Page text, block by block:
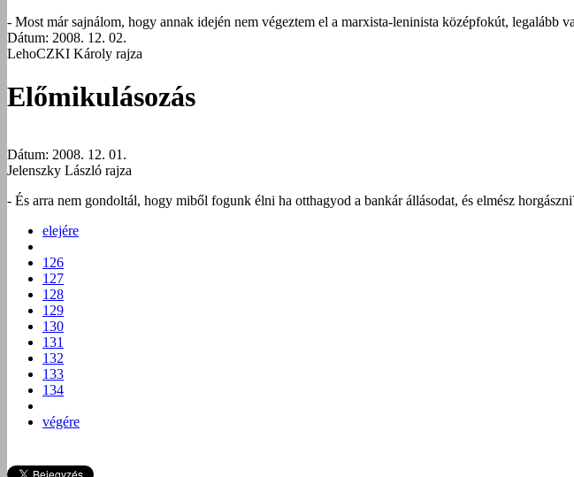
- Most már sajnálom, hogy annak idején nem végeztem el a marxista-leninista középfokút, legalább
Dátum: 2008. 12. 02.
LehoCZKI Károly rajza
Előmikulásozás
Dátum: 2008. 12. 01.
Jelenszky László rajza
- És arra nem gondoltál, hogy miből fogunk élni ha otthagyod a bankár állásodat, és elmész
elejére
126
127
128
129
130
131
132
133
134
végére